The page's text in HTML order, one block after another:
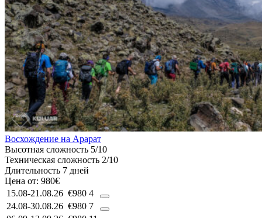
Восхождение на Арарат
Высотная сложность 5/10
Техническая сложность 2/10
Длительность 7 дней
Цена от: 980€
15.08-21.08.26 €980 4
24.08-30.08.26 €980 7